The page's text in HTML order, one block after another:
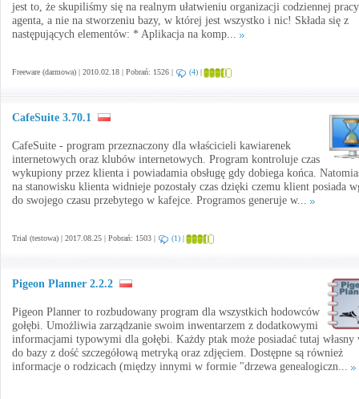
jest to, że skupiliśmy się na realnym ułatwieniu organizacji codziennej pracy
agenta, a nie na stworzeniu bazy, w której jest wszystko i nic! Składa się z
następujących elementów: * Aplikacja na komp...
Freeware (darmowa) | 2010.02.18 | Pobrań: 1526 | (4) |
CafeSuite 3.70.1
CafeSuite - program przeznaczony dla właścicieli kawiarenek
internetowych oraz klubów internetowych. Program kontroluje czas
wykupiony przez klienta i powiadamia obsługę gdy dobiega końca.
na stanowisku klienta widnieje pozostały czas dzięki czemu klient posiada
do swojego czasu przebytego w kafejce. Programos generuje w...
Trial (testowa) | 2017.08.25 | Pobrań: 1503 | (1) |
Pigeon Planner 2.2.2
Pigeon Planner to rozbudowany program dla wszystkich hodowców
gołębi. Umożliwia zarządzanie swoim inwentarzem z dodatkowymi
informacjami typowymi dla gołębi. Każdy ptak może posiadać tutaj własny
do bazy z dość szczegółową metryką oraz zdjęciem. Dostępne są również
informacje o rodzicach (między innymi w formie "drzewa genealogiczn...